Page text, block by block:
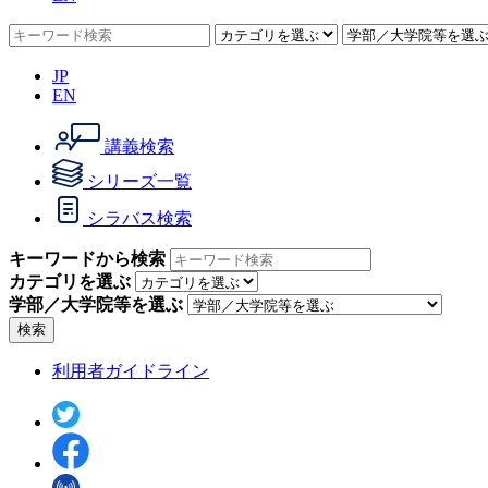
JP
EN
講義検索
シリーズ一覧
シラバス検索
キーワードから検索
カテゴリを選ぶ
学部／大学院等を選ぶ
検索
利用者ガイドライン